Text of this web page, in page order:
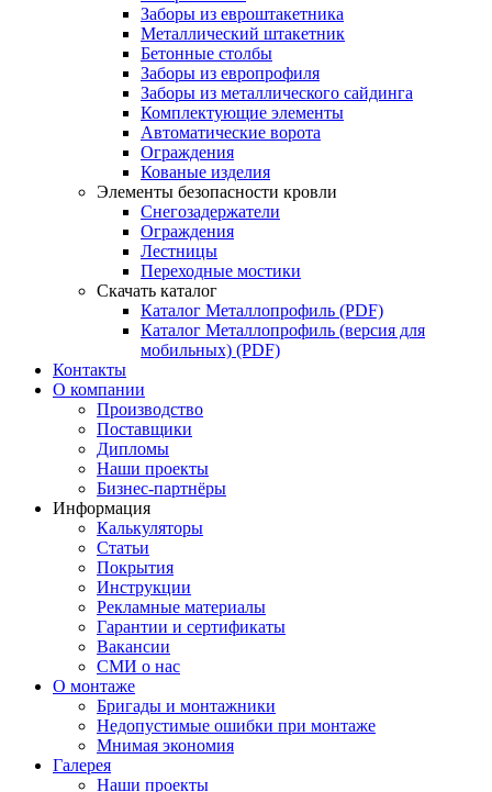
Заборы из евроштакетника
Металлический штакетник
Бетонные столбы
Заборы из европрофиля
Заборы из металлического сайдинга
Комплектующие элементы
Автоматические ворота
Ограждения
Кованые изделия
Элементы безопасности кровли
Снегозадержатели
Ограждения
Лестницы
Переходные мостики
Скачать каталог
Каталог Металлопрофиль (PDF)
Каталог Металлопрофиль (версия для
мобильных) (PDF)
Контакты
О компании
Производство
Поставщики
Дипломы
Наши проекты
Бизнес-партнёры
Информация
Калькуляторы
Статьи
Покрытия
Инструкции
Рекламные материалы
Гарантии и сертификаты
Вакансии
СМИ о нас
О монтаже
Бригады и монтажники
Недопустимые ошибки при монтаже
Мнимая экономия
Галерея
Наши проекты